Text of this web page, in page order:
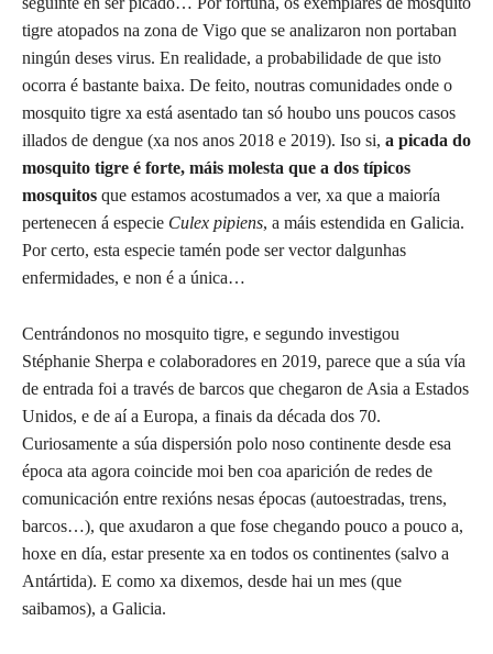
tigre atopados na zona de Vigo que se analizaron non portaban
ningún deses virus. En realidade, a probabilidade de que isto
ocorra é bastante baixa. De feito, noutras comunidades onde o
mosquito tigre xa está asentado tan só houbo uns poucos casos
illados de dengue (xa nos anos 2018 e 2019). Iso si, a picada do
mosquito tigre é forte, máis molesta que a dos típicos
mosquitos que estamos acostumados a ver, xa que a maioría
pertenecen á especie Culex pipiens, a máis estendida en Galicia.
Por certo, esta especie tamén pode ser vector dalgunhas
enfermidades, e non é a única…
Centrándonos no mosquito tigre, e segundo investigou
Stéphanie Sherpa e colaboradores en 2019, parece que a súa vía
de entrada foi a través de barcos que chegaron de Asia a Estados
Unidos, e de aí a Europa, a finais da década dos 70.
Curiosamente a súa dispersión polo noso continente desde esa
época ata agora coincide moi ben coa aparición de redes de
comunicación entre rexións nesas épocas (autoestradas, trens,
barcos…), que axudaron a que fose chegando pouco a pouco a,
hoxe en día, estar presente xa en todos os continentes (salvo a
Antártida). E como xa dixemos, desde hai un mes (que
saibamos), a Galicia.